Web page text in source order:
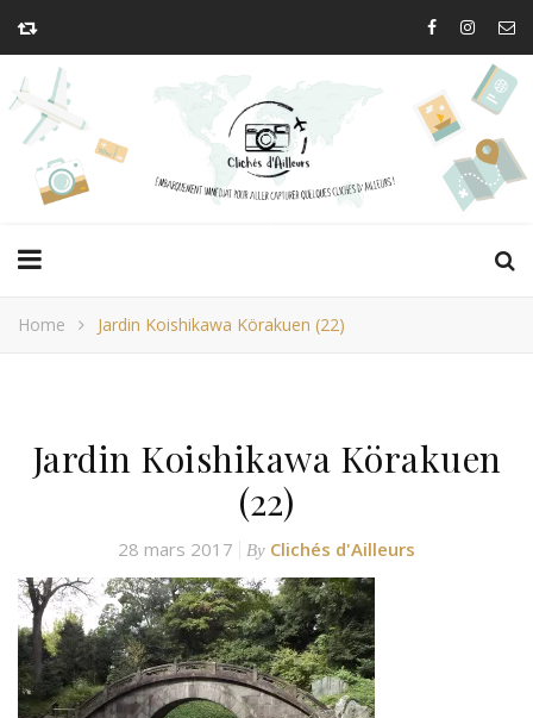
Home Jardin Koishikawa Körakuen (22)
Jardin Koishikawa Körakuen
(22)
28 mars 2017 By Clichés d'Ailleurs